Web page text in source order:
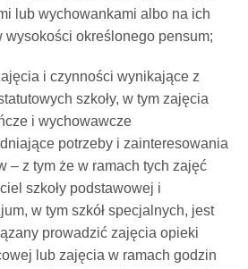
lub wychowankami albo na ich
wysokości określonego pensum;
i czynności wynikające z
szkoły, w tym zajęcia
i wychowawcze
potrzeby i zainteresowania
– z tym że w ramach tych zajęć
szkoły podstawowej i
w tym szkół specjalnych, jest
prowadzić zajęcia opieki
lub zajęcia w ramach godzin